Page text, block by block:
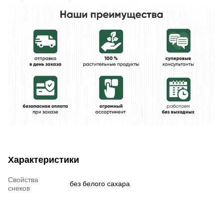
Характеристики
Свойства
снеков
без белого сахара